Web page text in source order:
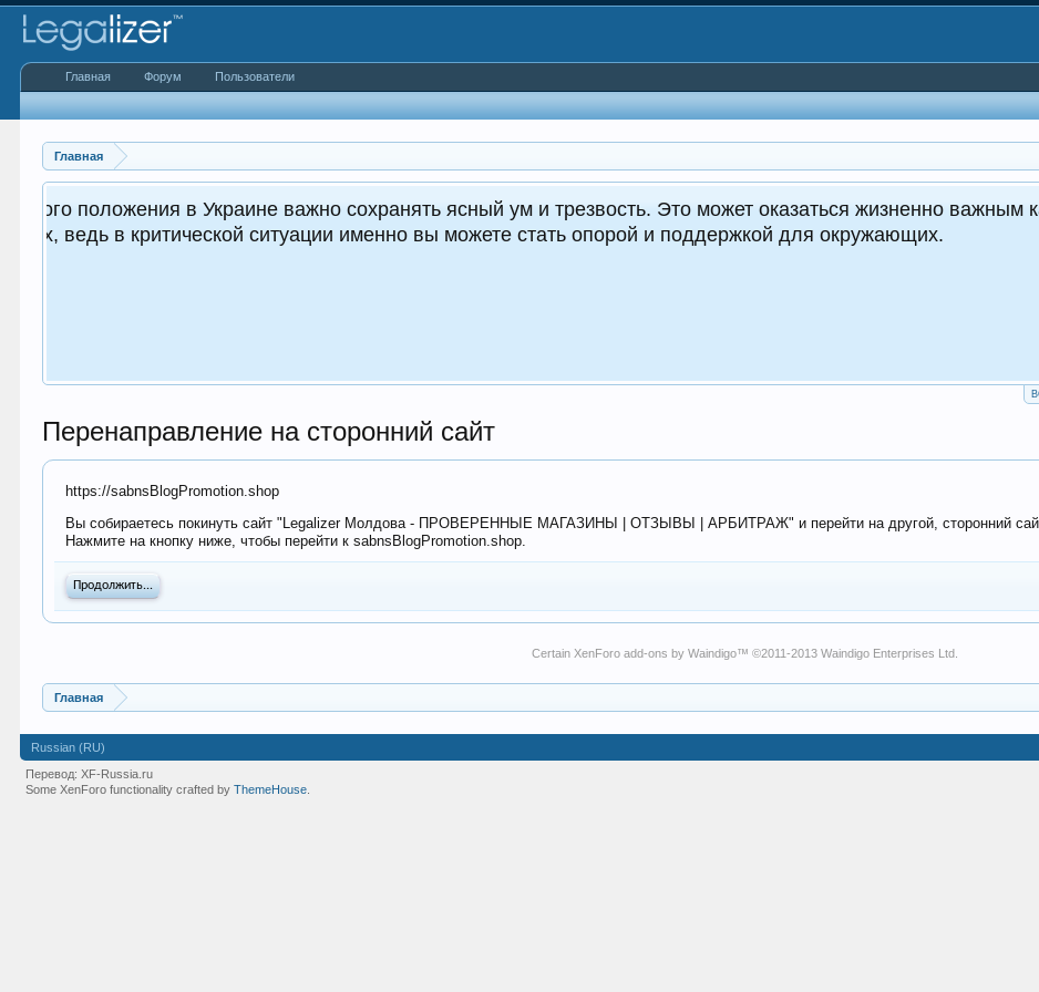
Главная
важным как для вас, так и
CrocoDealer - №1
Перенаправление на сторонний сайт
https://sabnsBlogPromotion.shop
Вы собираетесь покинуть сайт "Legalizer Молдова - ПРОВЕРЕННЫЕ МАГАЗИНЫ | ОТЗЫВЫ | АРБИТРАЖ" и перейти на другой, сторонний
Нажмите на кнопку ниже, чтобы перейти к sabnsBlogPromotion.shop.
Продолжить...
Certain XenForo add-ons by Waindigo™ ©2011-2013 Waindigo Enterprises Ltd.
Главная
Главная Форум Пользователи
Russian (RU)
Перевод:XF-Russia.ru
Some XenForo functionality crafted byThemeHouse